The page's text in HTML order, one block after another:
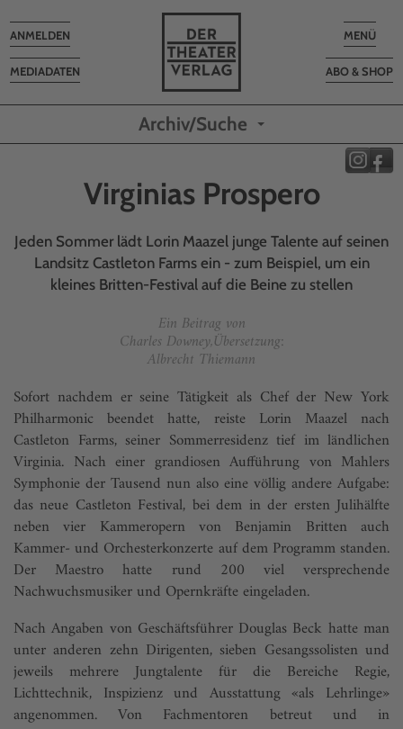
Toggle
MENÜ
ABO & SHOP
MEDIADATEN
Toggle
navigation
ANMELDEN
Archiv/Suche
Virginias Prospero
Jeden Sommer lädt Lorin Maazel junge Talente auf seinen
Landsitz Castleton Farms ein - zum Beispiel, um ein
kleines Britten-Festival auf die Beine zu stellen
Ein Beitrag von
Charles Downey,Übersetzung:
Albrecht Thiemann
Sofort nachdem er seine Tätigkeit als Chef der New York
Philharmonic beendet hatte, reiste Lorin Maazel nach
Castleton Farms, seiner Sommerresidenz tief im ländlichen
Virginia. Nach einer grandiosen Aufführung von Mahlers
Symphonie der Tausend nun also eine völlig andere Aufgabe:
das neue Castleton Festival, bei dem in der ersten Julihälfte
neben vier Kammeropern von Benjamin Britten auch
Kammer- und Orchesterkonzerte auf dem Programm standen.
Der Maestro hatte rund 200 viel versprechende
Nachwuchsmusiker und Opernkräfte eingeladen.
Nach Angaben von Geschäftsführer Douglas Beck hatte man
unter anderen zehn Dirigenten, sieben Gesangssolisten und
jeweils mehrere Jungtalente für die Bereiche Regie,
Lichttechnik, Inspizienz und Ausstattung «als Lehrlinge»
angenommen. Von Fachmentoren betreut und in